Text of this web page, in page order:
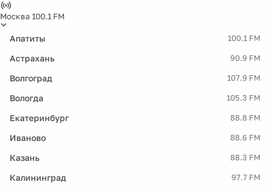
Москва 100.1 FM
Апатиты 100.1 FM
Астрахань 90.9 FM
Волгоград 107.9 FM
Вологда 105.3 FM
Екатеринбург 88.8 FM
Иваново 88.6 FM
Казань 88.3 FM
Калининград 97.7 FM